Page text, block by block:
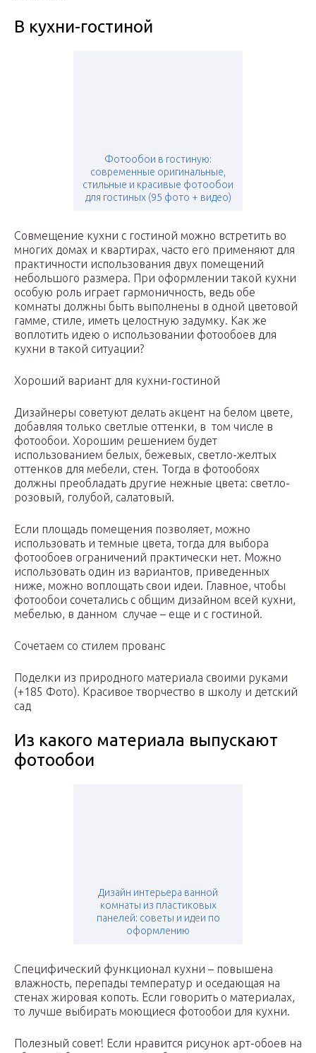
В кухни-гостиной
Фотообои в гостиную:
современные оригинальные,
стильные и красивые фотообои
для гостиных (95 фото + видео)
Совмещение кухни с гостиной можно встретить во
многих домах и квартирах, часто его применяют для
практичности использования двух помещений
небольшого размера. При оформлении такой кухни
особую роль играет гармоничность, ведь обе
комнаты должны быть выполнены в одной цветовой
гамме, стиле, иметь целостную задумку. Как же
воплотить идею о использовании фотообоев для
кухни в такой ситуации?
Хороший вариант для кухни-гостиной
Дизайнеры советуют делать акцент на белом цвете,
добавляя только светлые оттенки, в том числе в
фотообои. Хорошим решением будет
использованием белых, бежевых, светло-желтых
оттенков для мебели, стен. Тогда в фотообоях
должны преобладать другие нежные цвета: светло-
розовый, голубой, салатовый.
Если площадь помещения позволяет, можно
использовать и темные цвета, тогда для выбора
фотообоев ограничений практически нет. Можно
использовать один из вариантов, приведенных
ниже, можно воплощать свои идеи. Главное, чтобы
фотообои сочетались с общим дизайном всей кухни,
мебелью, в данном случае – еще и с гостиной.
Сочетаем со стилем прованс
Поделки из природного материала своими руками
(+185 Фото). Красивое творчество в школу и детский
сад
Из какого материала выпускают
фотообои
Дизайн интерьера ванной
комнаты из пластиковых
панелей: советы и идеи по
оформлению
Специфический функционал кухни – повышена
влажность, перепады температур и оседающая на
стенах жировая копоть. Если говорить о материалах,
то лучше выбирать моющиеся фотообои для кухни.
Полезный совет! Если нравится рисунок арт-обоев на